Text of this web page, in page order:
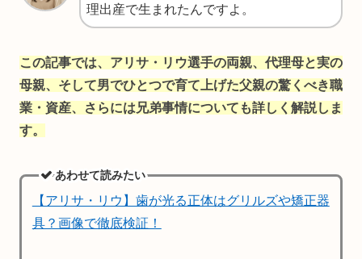
理出産で生まれたんですよ。
この記事では、アリサ・リウ選手の両親、代理母と実の
母親、そして男でひとつで育て上げた父親の驚くべき職
業・資産、さらには兄弟事情についても詳しく解説しま
す。
あわせて読みたい
【アリサ・リウ】歯が光る正体はグリルズや矯正器
具？画像で徹底検証！